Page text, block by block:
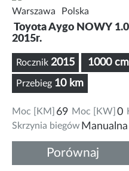
Warszawa Polska
Toyota Aygo NOWY
2015r.
Rocznik 2015 1000
Przebieg 10 km
Moc [KM] 69 Moc [KW] 0
Skrzynia biegów Manualna
Porównaj